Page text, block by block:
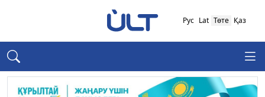
Қаз
Төте
Lat
Рус